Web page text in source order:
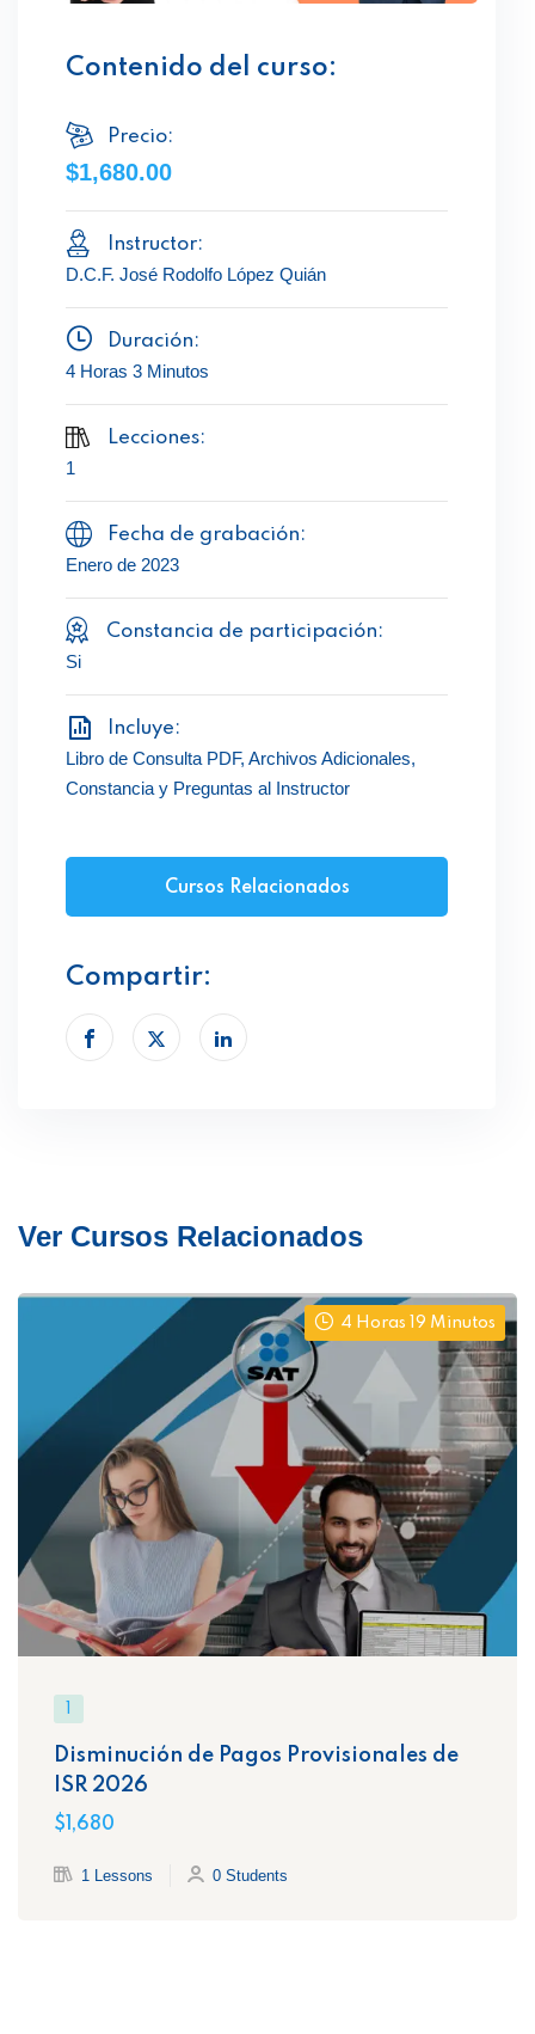
Contenido del curso:
Precio:
$1,680.00
Instructor:
D.C.F. José Rodolfo López Quián
Duración:
4 Horas 3 Minutos
Lecciones:
1
Fecha de grabación:
Enero de 2023
Constancia de participación:
Si
Incluye:
Libro de Consulta PDF, Archivos Adicionales,
Constancia y Preguntas al Instructor
Cursos Relacionados
Compartir:
Ver Cursos Relacionados
4 Horas 19 Minutos
Disminución de Pagos Provisionales de
ISR 2026
$1,680
1 Lessons 0 Students